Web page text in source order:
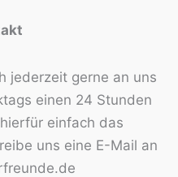
jederzeit gerne an uns
einen 24 Stunden
einfach das
uns eine E-Mail an